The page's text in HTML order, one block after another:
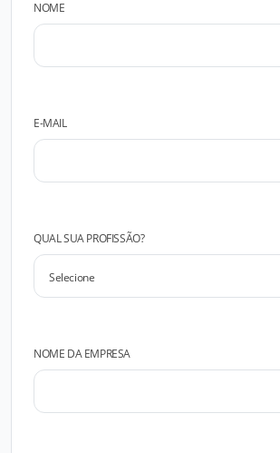
NOME
E-MAIL
QUAL SUA PROFISSÃO?
NOME DA EMPRESA